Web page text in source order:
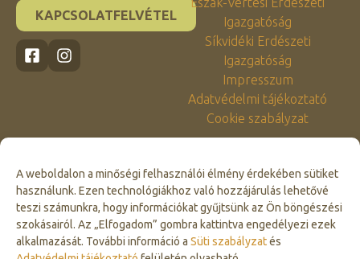
A weboldalon a minőségi felhasználói élmény érdekében sütiket
használunk. Ezen technológiákhoz való hozzájárulás lehetővé
teszi számunkra, hogy információkat gyűjtsünk az Ön böngészési
szokásairól. Az „Elfogadom” gombra kattintva engedélyezi ezek
alkalmazását. További információ a Süti szabályzatés
Click to accept marketing cookies and
KAPCSOLATFELVÉTEL
Igazgatóság
Síkvidéki Erdészeti
Igazgatóság
Impresszum
Adatvédelmi tájékoztató
Cookie szabályzat